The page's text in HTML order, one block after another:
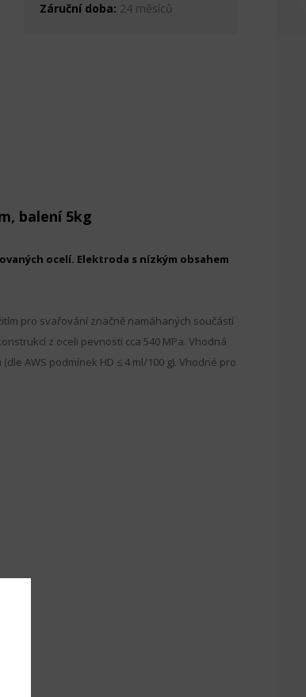
Záruční doba: 24 měsíců
balení 5kg
ocelí. Elektroda s nízkým obsahem
pro svařování značně namáhaných součástí
z oceli pevnosti cca 540 MPa. Vhodná
AWS podmínek HD ≤ 4 ml/100 g). Vhodné pro